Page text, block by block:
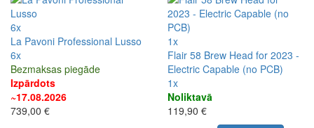
6x
La Pavoni Professional Lusso
6x
Bezmaksas piegāde
Izpārdots
~17.08.2026
739,00 €
1x
Flair 58 Brew Head for 2023 -
Electric Capable (no PCB)
1x
Noliktavā
119,90 €